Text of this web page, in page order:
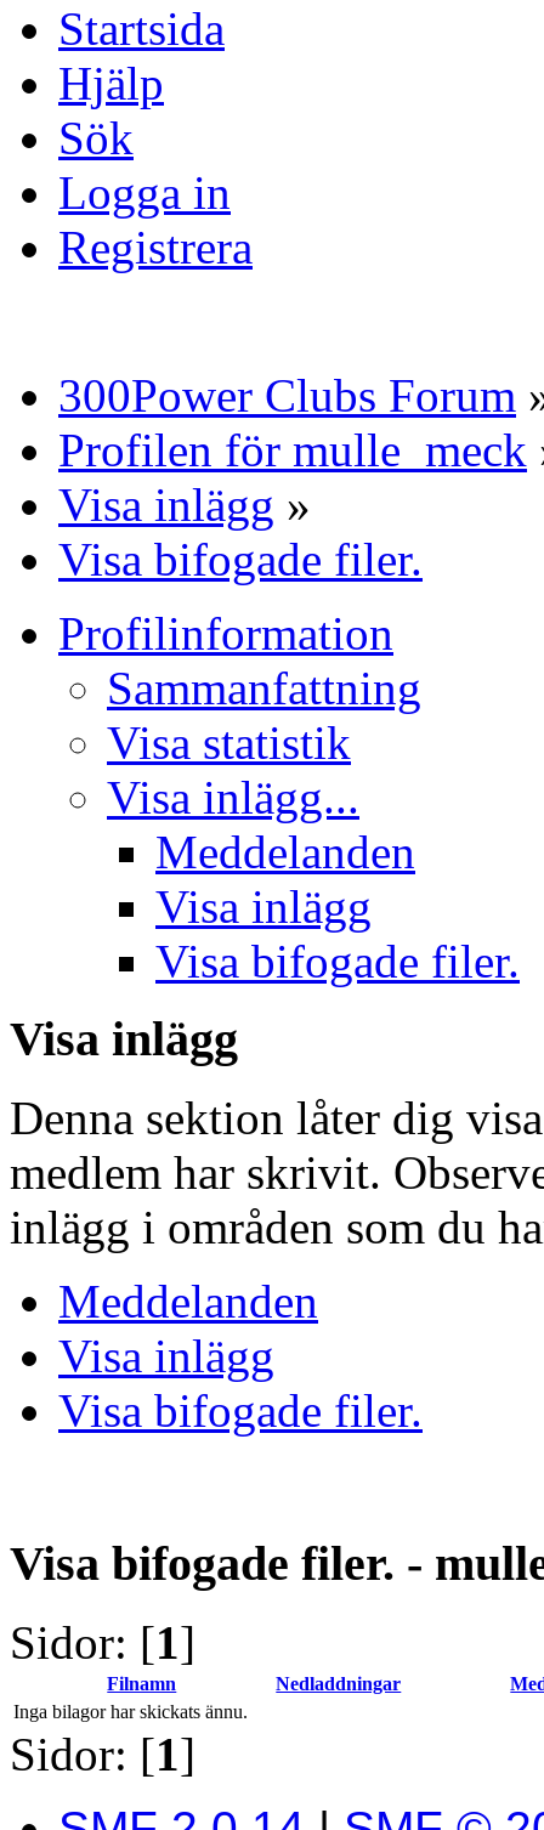
Startsida
Hjälp
Sök
Logga in
Registrera
300Power Clubs Forum
Profilen för mulle_meck
Visa inlägg »
Visa bifogade filer.
Profilinformation
Sammanfattning
Visa statistik
Visa inlägg...
Meddelanden
Visa inlägg
Visa bifogade filer.
Visa inlägg
Denna sektion låter dig
medlem har skrivit.
inlägg i områden som du
Meddelanden
Visa inlägg
Visa bifogade filer.
Visa bifogade filer. -
Sidor: [1]
Filnamn Nedladdningar
Inga bilagor har skickats ännu.
Sidor: [1]